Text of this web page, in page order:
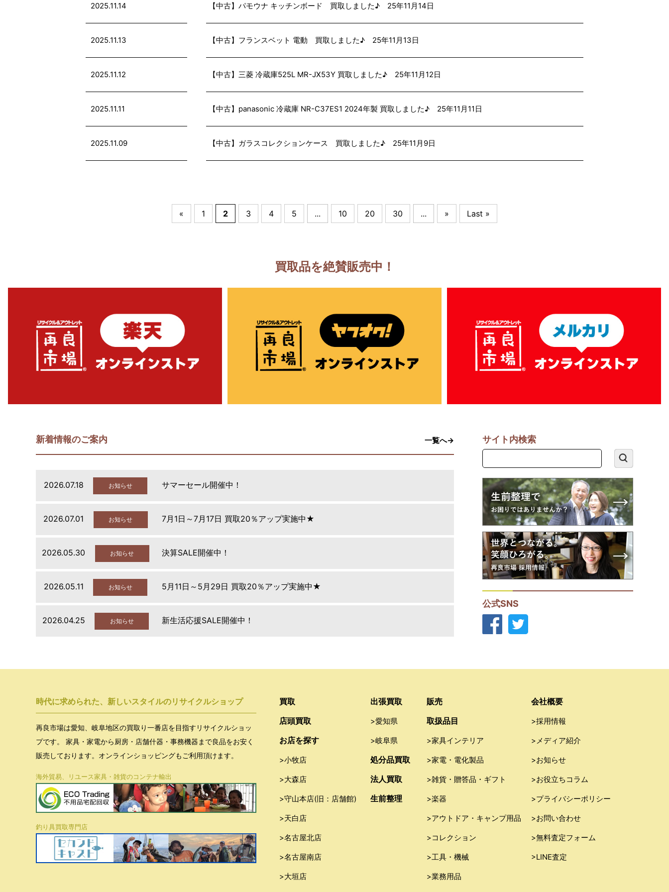
2025.11.14 【中古】パモウナ キッチンボード 買取しました♪ 25年11月14日
2025.11.13 【中古】フランスベット 電動 買取しました♪ 25年11月13日
2025.11.12 【中古】三菱 冷蔵庫525L MR-JX53Y 買取しました♪ 25年11月12日
2025.11.11 【中古】panasonic 冷蔵庫 NR-C37ES1 2024年製 買取しました♪ 25年11月11日
2025.11.09 【中古】ガラスコレクションケース 買取しました♪ 25年11月9日
« 1 2 3 4 5 ... 10 20 30 ... » Last »
買取品を絶賛販売中！
新着情報のご案内 一覧へ→
2026.07.18 お知らせ サマーセール開催中！
2026.07.01 お知らせ 7月1日～7月17日 買取20％アップ実施中★
2026.05.30 お知らせ 決算SALE開催中！
2026.05.11 お知らせ 5月11日～5月29日 買取20％アップ実施中★
2026.04.25 お知らせ 新生活応援SALE開催中！
サイト内検索
公式SNS
時代に求められた、新しいスタイルのリサイクルショップ
再良市場は愛知、岐阜地区の買取り一番店を目指すリサイクルショッ
プです。 家具・家電から厨房・店舗什器・事務機器まで良品をお安く
販売しております。オンラインショッピングもご利用頂けます。
海外貿易、リユース家具・雑貨のコンテナ輸出
釣り具買取専門店
買取
店頭買取
お店を探す
>小牧店
>大森店
>守山本店(旧：店舗館)
>天白店
>名古屋北店
>名古屋南店
>大垣店
出張買取
>愛知県
>岐阜県
処分品買取
法人買取
生前整理
販売
取扱品目
>家具インテリア
>家電・電化製品
>雑貨・贈答品・ギフト
>楽器
>アウトドア・キャンプ用品
>コレクション
>工具・機械
>業務用品
会社概要
>採用情報
>メディア紹介
>お知らせ
>お役立ちコラム
>プライバシーポリシー
>お問い合わせ
>無料査定フォーム
>LINE査定